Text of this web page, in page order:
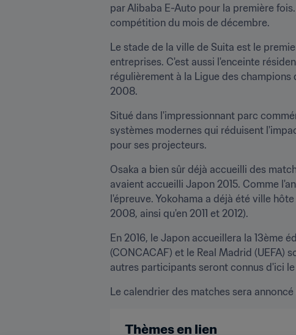
par Alibaba E-Auto pour la première
compétition du mois de décembre.
Le stade de la ville de Suita est le
entreprises. C'est aussi l'enceinte
régulièrement à la Ligue des
2008.
Situé dans l'impressionnant parc
systèmes modernes qui réduisent
pour ses projecteurs.
Osaka a bien sûr déjà accueilli des
avaient accueilli Japon 2015. Comme
l'épreuve. Yokohama a déjà été ville
2008, ainsi qu'en 2011 et 2012).
En 2016, le Japon accueillera la 13ème
(CONCACAF) et le Real Madrid
autres participants seront connus d'ici
Le calendrier des matches sera
Thèmes en lien